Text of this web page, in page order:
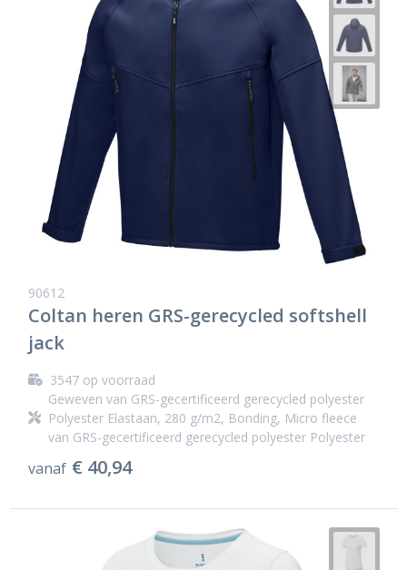
90612
Coltan heren GRS-gerecycled softshell
jack
3547op voorraad
Geweven van GRS-gecertificeerd gerecycled polyester
Polyester Elastaan, 280 g/m2, Bonding, Micro fleece
van GRS-gecertificeerd gerecycled polyester Polyester
vanaf € 40,94